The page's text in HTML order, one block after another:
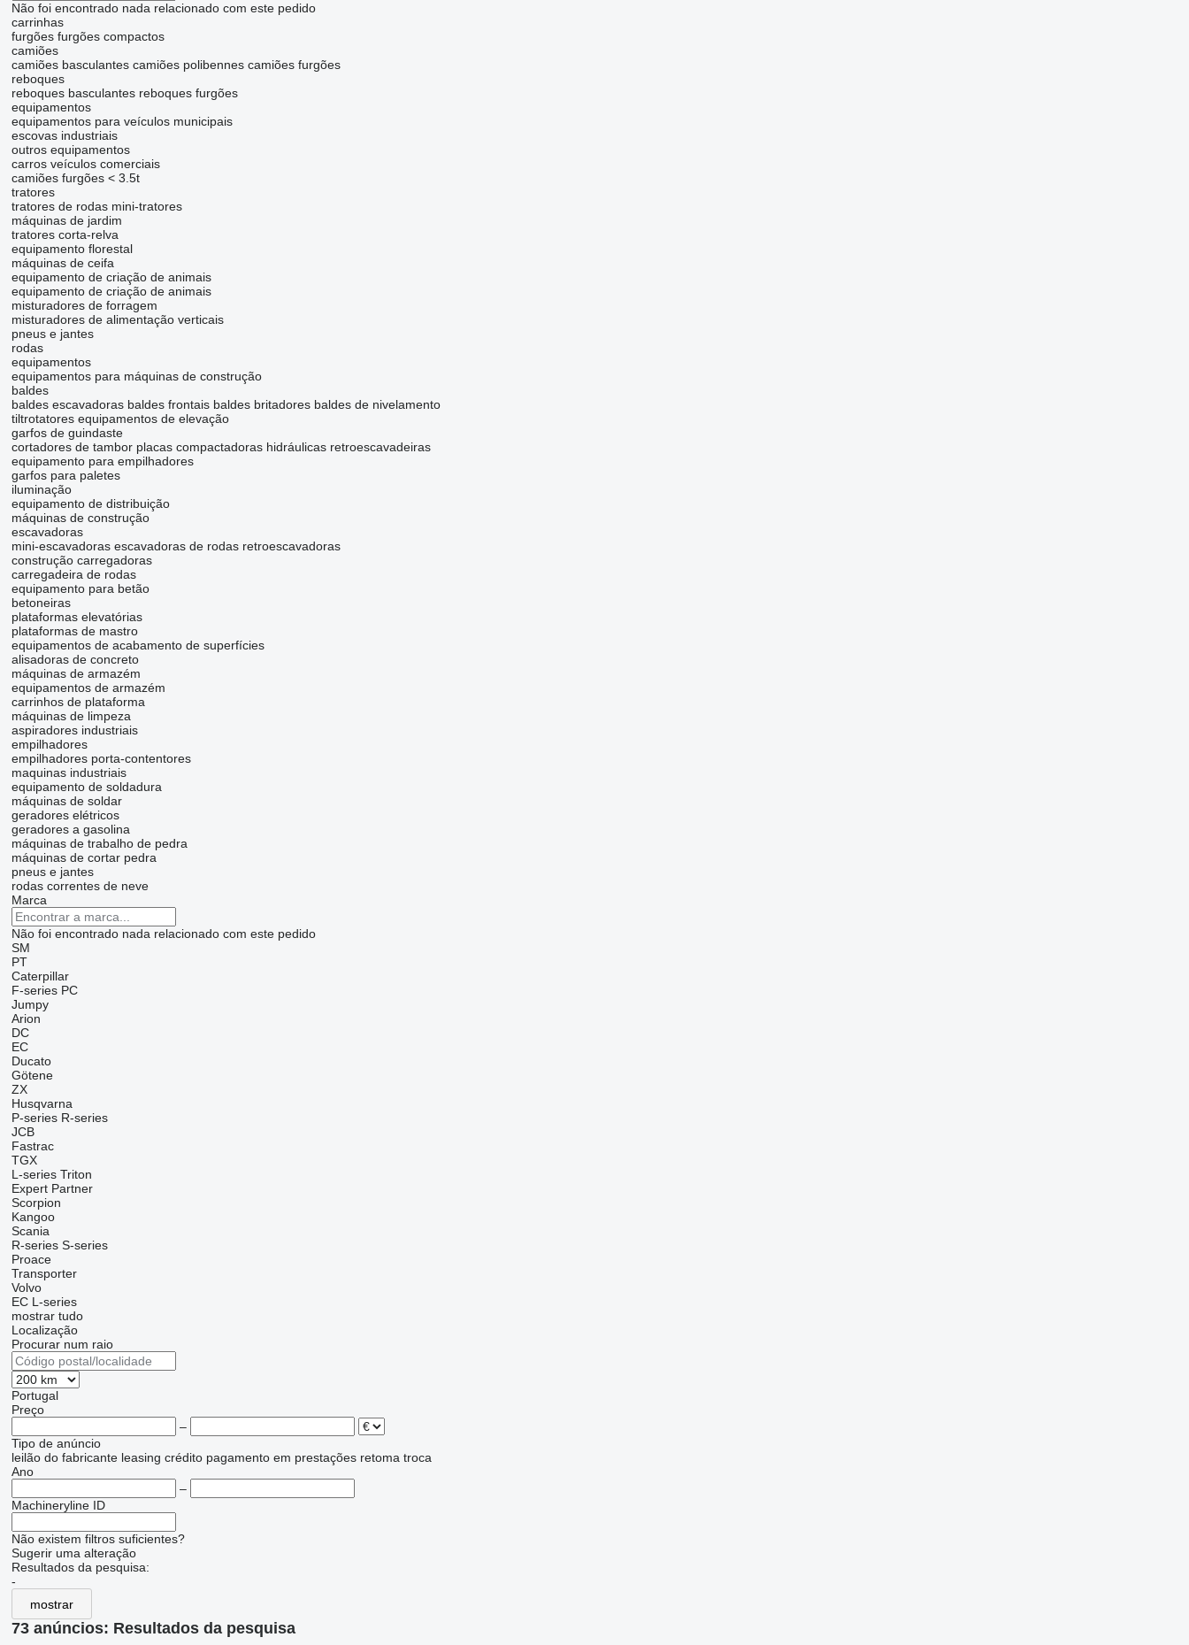
Não foi encontrado nada relacionado com este pedido
carrinhas
furgões furgões compactos
camiões
camiões basculantes camiões polibennes camiões furgões
reboques
reboques basculantes reboques furgões
equipamentos
equipamentos para veículos municipais
escovas industriais
outros equipamentos
carros veículos comerciais
camiões furgões < 3.5t
tratores
tratores de rodas mini-tratores
máquinas de jardim
tratores corta-relva
equipamento florestal
máquinas de ceifa
equipamento de criação de animais
equipamento de criação de animais
misturadores de forragem
misturadores de alimentação verticais
pneus e jantes
rodas
equipamentos
equipamentos para máquinas de construção
baldes
baldes escavadoras baldes frontais baldes britadores baldes de nivelamento
tiltrotatores equipamentos de elevação
garfos de guindaste
cortadores de tambor placas compactadoras hidráulicas retroescavadeiras
equipamento para empilhadores
garfos para paletes
iluminação
equipamento de distribuição
máquinas de construção
escavadoras
mini-escavadoras escavadoras de rodas retroescavadoras
construção carregadoras
carregadeira de rodas
equipamento para betão
betoneiras
plataformas elevatórias
plataformas de mastro
equipamentos de acabamento de superfícies
alisadoras de concreto
máquinas de armazém
equipamentos de armazém
carrinhos de plataforma
máquinas de limpeza
aspiradores industriais
empilhadores
empilhadores porta-contentores
maquinas industriais
equipamento de soldadura
máquinas de soldar
geradores elétricos
geradores a gasolina
máquinas de trabalho de pedra
máquinas de cortar pedra
pneus e jantes
rodas correntes de neve
Marca
Não foi encontrado nada relacionado com este pedido
SM
PT
Caterpillar
F-series PC
Jumpy
Arion
DC
EC
Ducato
Götene
ZX
Husqvarna
P-series R-series
JCB
Fastrac
TGX
L-series Triton
Expert Partner
Scorpion
Kangoo
Scania
R-series S-series
Proace
Transporter
Volvo
EC L-series
mostrar tudo
Localização
Procurar num raio
Portugal
Preço
–
Tipo de anúncio
leilão do fabricante leasing crédito pagamento em prestações retoma troca
Ano
–
Machineryline ID
Não existem filtros suficientes?
Sugerir uma alteração
Resultados da pesquisa:
-
mostrar
73 anúncios: Resultados da pesquisa